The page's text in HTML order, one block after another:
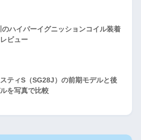
のハイパーイグニッションコイル装着
ビュー
ティS（SG28J）の前期モデルと後
を写真で比較